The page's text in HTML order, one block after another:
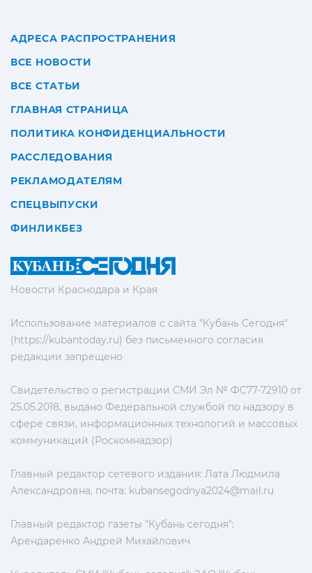
Новости Краснодара и Края
Использование материалов с сайта "Кубань Сегодня"
(https://kubantoday.ru) без письменного согласия
редакции запрещено
Свидетельство о регистрации СМИ Эл № ФС77-72910 от
25.05.2018, выдано Федеральной службой по надзору в
сфере связи, информационных технологий и массовых
коммуникаций (Роскомнадзор)
Главный редактор сетевого издания: Лата Людмила
Александровна, почта: kubansegodnya2024@mail.ru
Главный редактор газеты "Кубань сегодня":
Арендаренко Андрей Михайлович
АДРЕСА РАСПРОСТРАНЕНИЯ
ВСЕ НОВОСТИ
ВСЕ СТАТЬИ
ГЛАВНАЯ СТРАНИЦА
ПОЛИТИКА КОНФИДЕНЦИАЛЬНОСТИ
РАССЛЕДОВАНИЯ
РЕКЛАМОДАТЕЛЯМ
СПЕЦВЫПУСКИ
ФИНЛИКБЕЗ